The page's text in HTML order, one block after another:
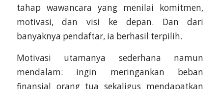
tahap wawancara yang menilai komitmen,
motivasi, dan visi ke depan. Dan dari
banyaknya pendaftar, ia berhasil terpilih.
Motivasi utamanya sederhana namun
mendalam: ingin meringankan beban
finansial orang tua sekaligus mendapatkan